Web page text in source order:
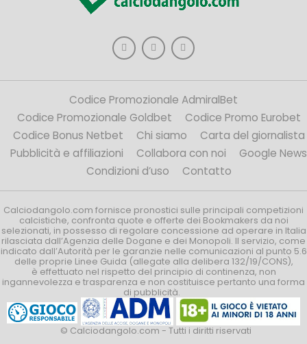
Codice Promozionale AdmiralBet
Codice Promozionale Goldbet
Codice Promo Eurobet
Codice Bonus Netbet
Chi siamo
Carta del giornalista
Pubblicità e affiliazioni
Collabora con noi
Google News
Condizioni d’uso
Contatto
Calciodangolo.com fornisce pronostici sulle principali competizioni
calcistiche, confronta quote e offerte dei Bookmakers da noi
selezionati, in possesso di regolare concessione ad operare in Italia
rilasciata dall’Agenzia delle Dogane e dei Monopoli. Il servizio, come
indicato dall’Autorità per le garanzie nelle comunicazioni al punto 5.6
delle proprie Linee Guida (allegate alla delibera 132/19/CONS),
è effettuato nel rispetto del principio di continenza, non
ingannevolezza e trasparenza e non costituisce pertanto una forma
di pubblicità.
© Calciodangolo.com - Tutti i diritti riservati